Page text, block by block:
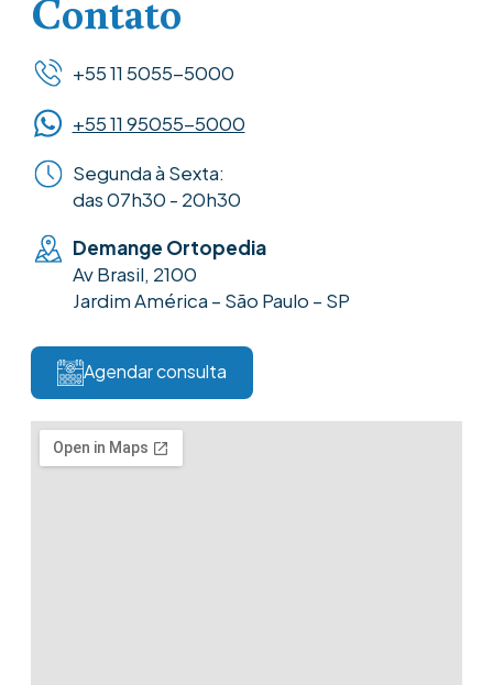
Contato
+55 11 5055-5000
+55 11 95055-5000
Segunda à Sexta:
das 07h30 - 20h30
Demange Ortopedia
Av Brasil, 2100
Jardim América – São Paulo – SP
Agendar consulta